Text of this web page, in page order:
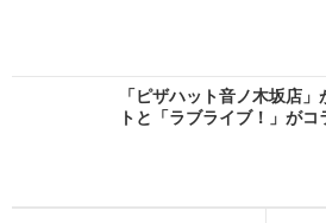
「ピザハット音ノ木坂店
トと「ラブライブ！」がコ